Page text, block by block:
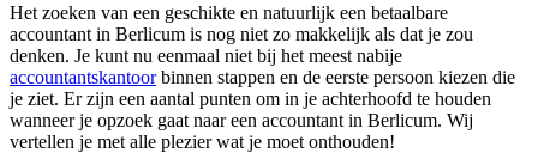
Het zoeken van een geschikte en natuurlijk een betaalbare
accountant in Berlicum is nog niet zo makkelijk als dat je zou
denken. Je kunt nu eenmaal niet bij het meest nabije
accountantskantoorbinnen stappen en de eerste persoon kiezen die
je ziet. Er zijn een aantal punten om in je achterhoofd te houden
wanneer je opzoek gaat naar een accountant in Berlicum. Wij
vertellen je met alle plezier wat je moet onthouden!